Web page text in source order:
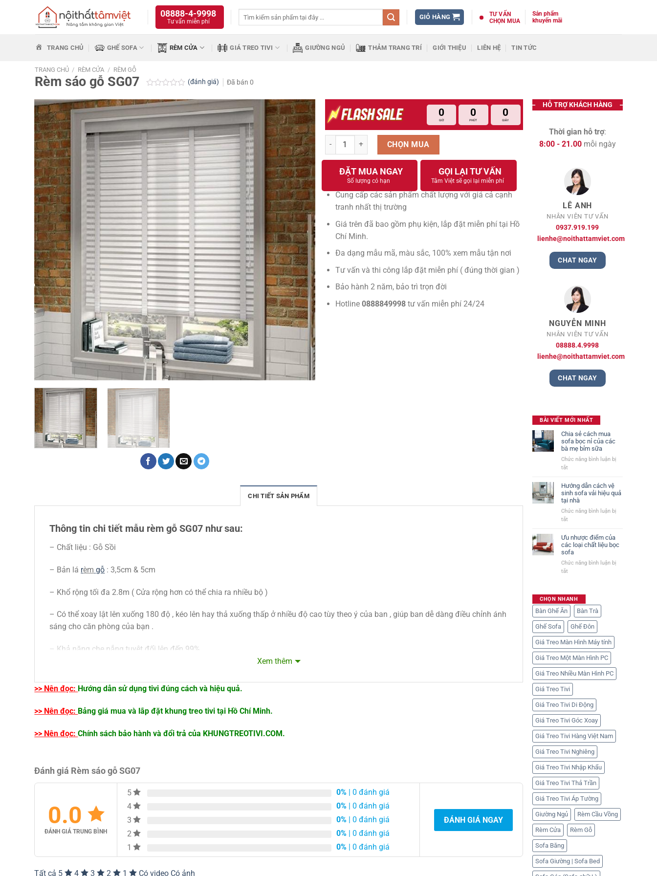
08888-4-9998
Tư vấn miễn phí
GIỎ HÀNG
TƯ VẤN
CHỌN MUA
Sản phẩm
khuyến mãi
TRANG CHỦ GHẾ SOFA RÈM CỬA GIÁ TREO TIVI GIƯỜNG NGỦ THẢM TRANG TRÍ GIỚI THIỆU LIÊN HỆ TIN TỨC
TRANG CHỦ / RÈM CỬA / RÈM GỖ
Rèm sáo gỗ SG07
xếp
hạng
0.0
sao
(đánh giá) Đã bán 0
0
GIỜ
0
PHÚT
0
GIÂY
Rèm sáo gỗ SG07 số lượngCHỌN MUA
ĐẶT MUA NGAY
Số lượng có hạn
GỌI LẠI TƯ VẤN
Tâm Việt sẽ gọi lại miễn phí
Cung cấp các sản phẩm chất lượng với giá cả cạnh
tranh nhất thị trường
Giá trên đã bao gồm phụ kiện, lắp đặt miễn phí tại Hồ
Chí Minh.
Đa dạng mẫu mã, màu sắc, 100% xem mẫu tận nơi
Tư vấn và thi công lắp đặt miễn phí ( đúng thời gian )
Bảo hành 2 năm, bảo trì trọn đời
Hotline 0888849998 tư vấn miễn phí 24/24
CHI TIẾT SẢN PHẨM
Thông tin chi tiết mẫu rèm gỗ SG07 như sau:
– Chất liệu : Gỗ Sồi
– Bản lá rèm gỗ : 3,5cm & 5cm
– Khổ rộng tối đa 2.8m ( Cửa rộng hơn có thể chia ra nhiều bộ )
– Có thể xoay lật lên xuống 180 độ , kéo lên hay thả xuống thấp ở nhiều độ cao tùy theo ý của ban , giúp ban dễ dàng điều chỉnh ánh
sáng cho căn phòng của bạn .
– Khả năng che nắng tuyệt đối lên đến 99%.
– Chống tia cực tím của mặt trời với lớp phủ UV mặt ngoài của lá gỗ
Phụ kiện:
Thanh nhôm hợp kim, đồng
Sản phẩm mới 100%
Tình trạng: Còn hàng
Giá đã bao gồm vận chuyển, thi công, lắp đặt tại Hồ Chí Minh (chưa bao gồm VAT).
Bảo hành: 24 tháng
Với các công trình lớn có thể đàm phàn trực tiếp với công ty
Xem thêm
>> Nên đọc: Hướng dẫn sử dụng tivi đúng cách và hiệu quả.
>> Nên đọc: Bảng giá mua và lắp đặt khung treo tivi tại Hồ Chí Minh.
>> Nên đọc:Chính sách bảo hành và đổi trả của KHUNGTREOTIVI.COM.
Đánh giá Rèm sáo gỗ SG07
0.0
ĐÁNH GIÁ TRUNG BÌNH
5 0%| 0 đánh giá
4
0%| 0 đánh giá
3
0%| 0 đánh giá
2
0%| 0 đánh giá
1
0%| 0 đánh giá
ĐÁNH GIÁ NGAY
Tất cả 5 4 3 2 1 Có video Có ảnh
HỖ TRỢ KHÁCH HÀNG
Thời gian hỗ trợ:
8:00 - 21.00mỗi ngày
LÊ ANH
NHÂN VIÊN TƯ VẤN
0937.919.199
lienhe@noithattamviet.com
CHAT NGAY
NGUYỄN MINH
NHÂN VIÊN TƯ VẤN
08888.4.9998
lienhe@noithattamviet.com
CHAT NGAY
BÀI VIẾT MỚI NHẤT
Chia sẻ cách mua
sofa bọc nỉ của các
bà mẹ bỉm sữa
Chức năng bình luận bị
tắt
sẻ
cách
mua
sofa
của
các
bà
Hướng dẫn cách vệ
sinh sofa vải hiệu quả
tại nhà
Chức năng bình luận bị
tắt
dẫn
cách
vệ
sinh
quả
tại
Ưu nhược điểm của
các loại chất liệu bọc
sofa
Chức năng bình luận bị
tắt
điểm
của
loại
chất
liệu
bọc
sofa
CHỌN NHANH
Bàn Ghế Ăn Bàn Trà
Ghế Sofa Ghế Đôn
Giá Treo Màn Hình Máy tính
Giá Treo Một Màn Hình PC
Giá Treo Nhiều Màn Hình PC
Giá Treo Tivi
Giá Treo Tivi Di Động
Giá Treo Tivi Góc Xoay
Giá Treo Tivi Hàng Việt Nam
Giá Treo Tivi Nghiêng
Giá Treo Tivi Nhập Khẩu
Giá Treo Tivi Thả Trần
Giá Treo Tivi Áp Tường
Giường Ngủ Rèm Cầu Vồng
Rèm Cửa Rèm Gỗ
Sofa Băng
Sofa Giường | Sofa Bed